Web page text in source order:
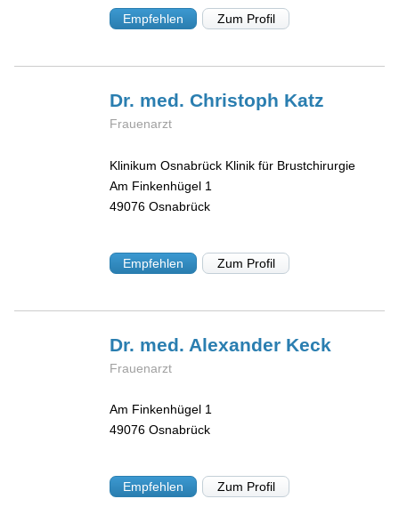
Empfehlen Zum Profil
Dr. med. Christoph Katz
Frauenarzt
Klinikum Osnabrück Klinik für Brustchirurgie
Am Finkenhügel 1
49076 Osnabrück
Empfehlen Zum Profil
Dr. med. Alexander Keck
Frauenarzt
Am Finkenhügel 1
49076 Osnabrück
Empfehlen Zum Profil